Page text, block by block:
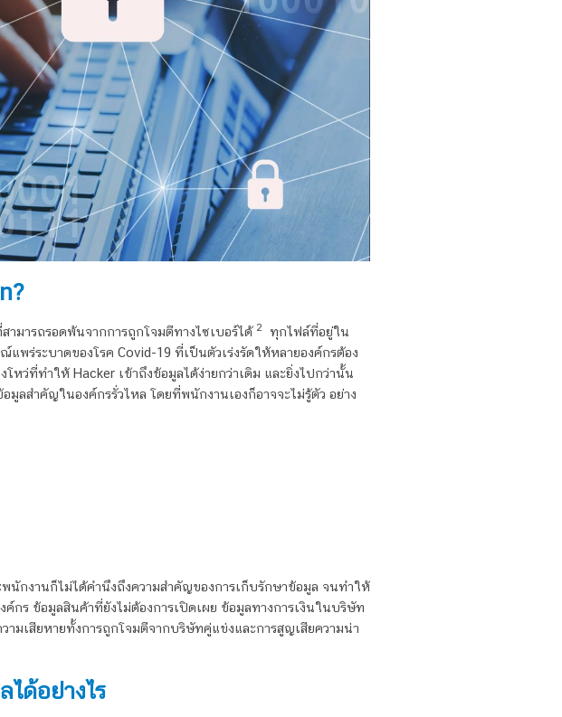
มารถรอดพ้นจากการถูกโจมตีทางไซเบอร์ได้ 2 ทุกไฟล์ที่อยู่ใน
พร่ระบาดของโรค Covid-19 ที่เป็นตัวเร่งรัดให้หลายองค์กรต้อง
ว่ที่ทำให้ Hacker เข้าถึงข้อมูลได้ง่ายกว่าเดิม และยิ่งไปกว่านั้น
สำคัญในองค์กรรั่วไหล โดยที่พนักงานเองก็อาจจะไม่รู้ตัว อย่าง
นักงานก็ไม่ได้คำนึงถึงความสำคัญของการเก็บรักษาข้อมูล จนทำให้
กร ข้อมูลสินค้าที่ยังไม่ต้องการเปิดเผย ข้อมูลทางการเงินในบริษัท
มเสียหายทั้งการถูกโจมตีจากบริษัทคู่แข่งและการสูญเสียความน่า
ด้อย่างไร